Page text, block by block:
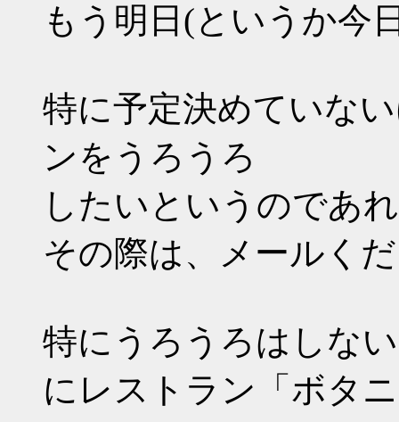
もう明日(というか今
特に予定決めていな
ンをうろうろ
したいというのであ
その際は、メールく
特にうろうろはしな
にレストラン「ボタ